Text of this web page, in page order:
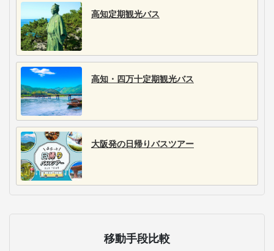
高知定期観光バス
高知・四万十定期観光バス
大阪発の日帰りバスツアー
移動手段比較